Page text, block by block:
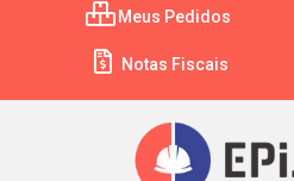
Meus Pedidos
Notas Fiscais